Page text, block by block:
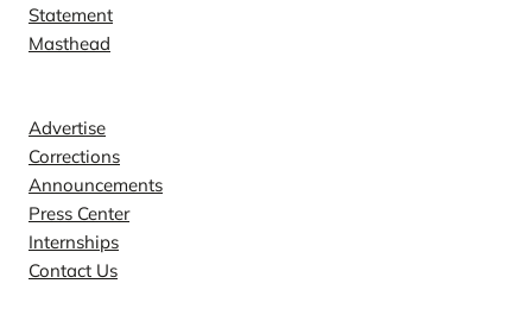
Statement
Masthead
Advertise
Corrections
Announcements
Press Center
Internships
Contact Us